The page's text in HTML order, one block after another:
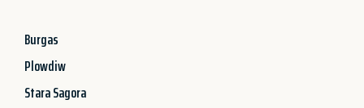
Burgas
Plowdiw
Stara Sagora